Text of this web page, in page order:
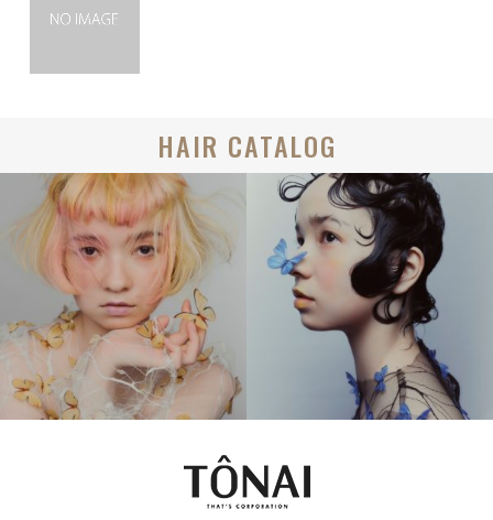
HAIR CATALOG
MEDIUM
BOB